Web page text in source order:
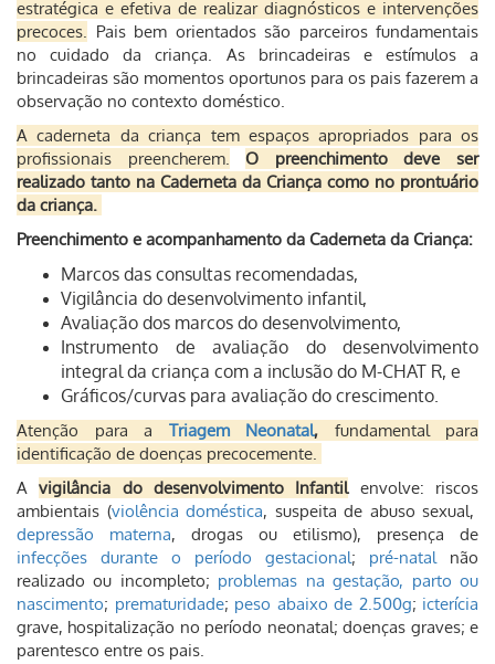
estratégica e efetiva de realizar diagnósticos e intervenções
precoces. Pais bem orientados são parceiros fundamentais
no cuidado da criança. As brincadeiras e estímulos a
brincadeiras são momentos oportunos para os pais fazerem a
observação no contexto doméstico.
A caderneta da criança tem espaços apropriados para os
profissionais preencherem.
O preenchimento deve ser
realizado tanto na Caderneta da Criança como no prontuário
da criança.
Preenchimento e acompanhamento da Caderneta da Criança:
Marcos das consultas recomendadas,
Vigilância do desenvolvimento infantil,
Avaliação dos marcos do desenvolvimento,
Instrumento de avaliação do desenvolvimento
integral da criança com a inclusão do M-CHAT R, e
Gráficos/curvas para avaliação do crescimento.
Atenção para a Triagem Neonatal, fundamentalpara
identificação de doenças precocemente.
Avigilância do desenvolvimento Infantilenvolve: riscos
ambientais (violência doméstica, suspeita de abuso sexual,
depressão materna, drogas ou etilismo), presença de
infecções durante o período gestacional; pré-natalnão
realizado ou incompleto; problemas na gestação, parto ou
nascimento; prematuridade; peso abaixo de 2.500g; icterícia
grave, hospitalização no período neonatal; doenças graves; e
parentesco entre os pais.